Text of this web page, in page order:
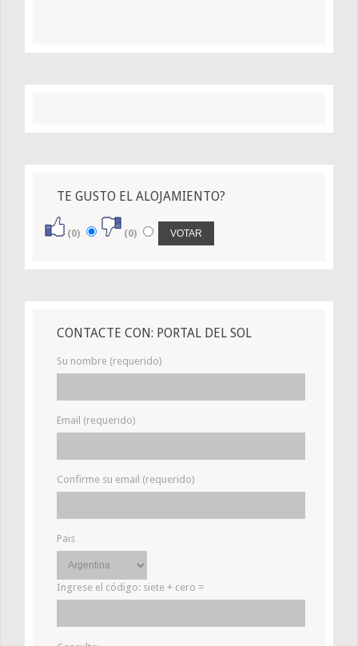
TE GUSTO EL ALOJAMIENTO?
(0) (0)
CONTACTE CON: PORTAL DEL SOL
Su nombre (requerido)
Email (requerido)
Confirme su email (requerido)
Pais
Ingrese el código: siete + cero =